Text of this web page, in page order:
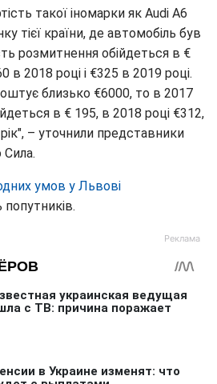
такої іномарки як Audi А6
тієї країни, де автомобіль був
розмитнення обійдеться в €
в 2018 році і €325 в 2019 році.
близько €6000, то в 2017
в € 195, в 2018 році €312,
– уточнили представники
Сила.
умов у Львові